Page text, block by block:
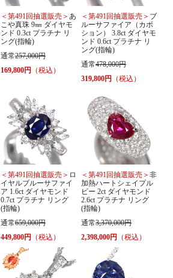
＜第491回抽選販売＞ あ
こや真珠 9㎜ ダイヤモ
ンド 0.3ct プラチナ リ
ング(指輪)
通常257,000円
169,800円
（税込）
＜第491回抽選販売＞ ブ
ルーサファイア（カボ
ション） 3.8ct ダイヤモ
ンド 0.6ct プラチナ リ
ング(指輪)
通常478,000円
319,800円
（税込）
＜第491回抽選販売＞ ロ
イヤルブルーサファイ
ア 1.6ct ダイヤモンド
0.7ct プラチナ リング
(指輪)
通常659,000円
449,800円
（税込）
＜第491回抽選販売＞非
加熱ハートシェイプル
ビー 2ct ダイヤモンド
2.6ct プラチナ リング
(指輪)
通常3,370,000円
2,398,000円
（税込）